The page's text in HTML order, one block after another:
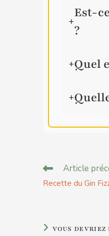
+
Est-
?
+Quel
+
Article
Recette du Gin
VOUS